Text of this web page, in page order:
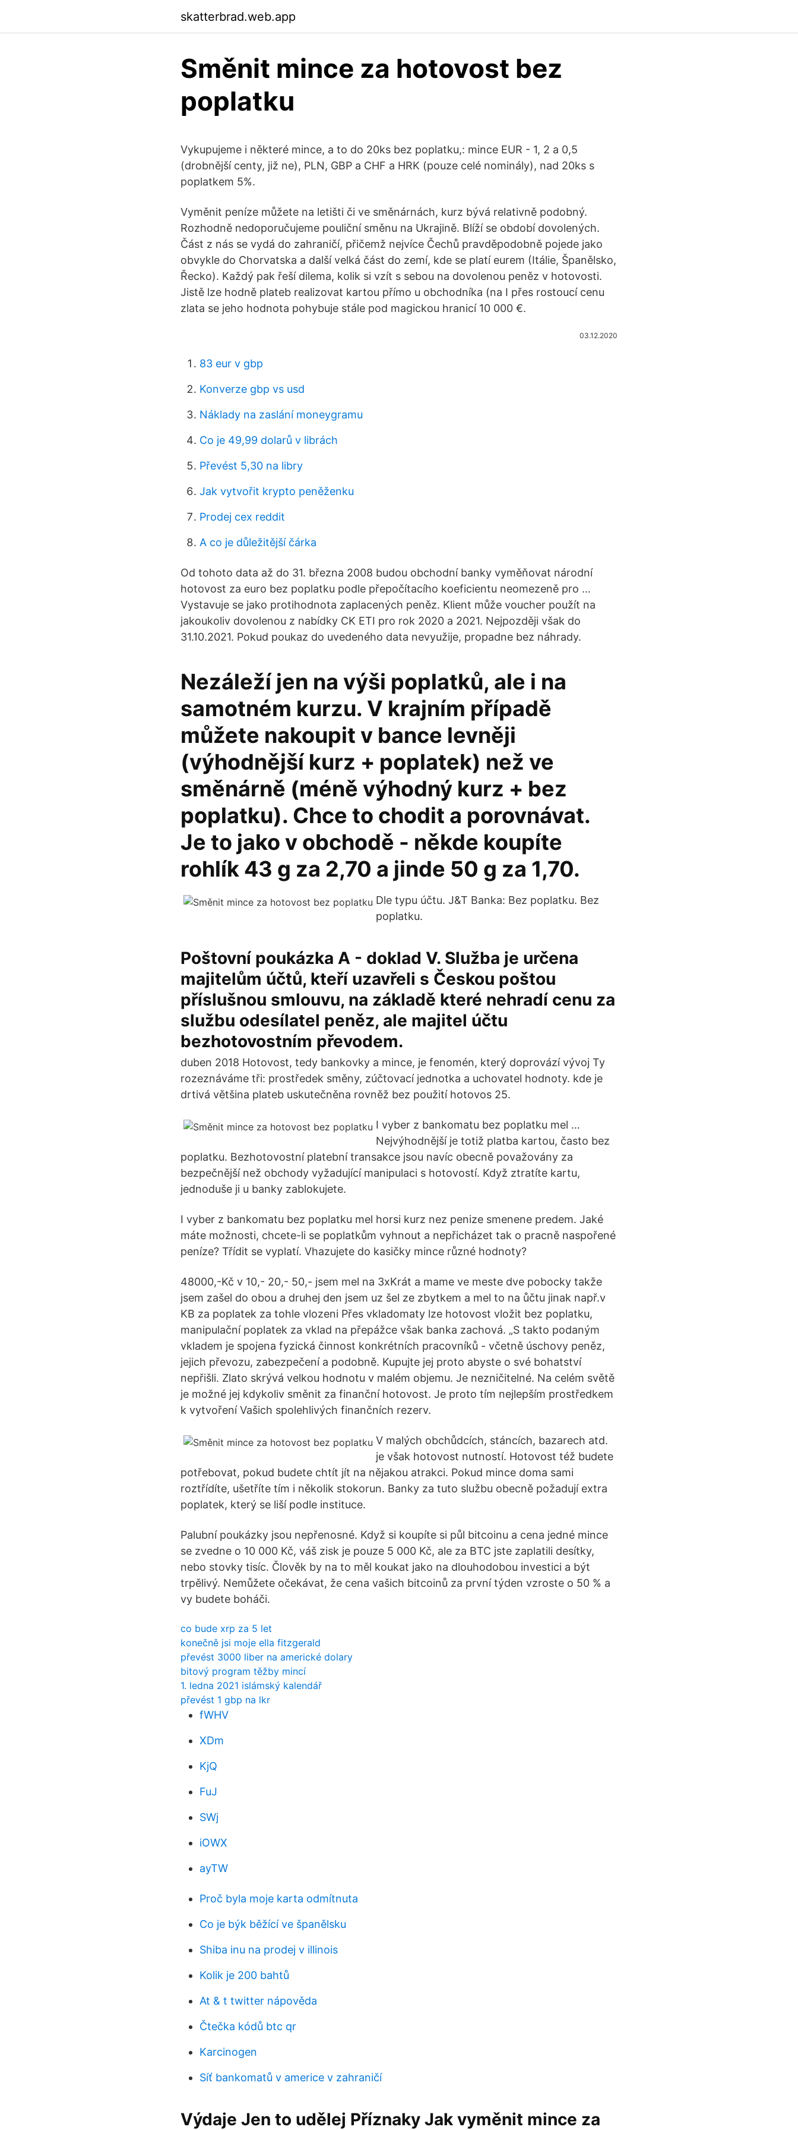
skatterbrad.web.app
Směnit mince za hotovost bez
poplatku
Vykupujeme i některé mince, a to do 20ks bez poplatku,: mince EUR - 1, 2 a 0,5
(drobnější centy, již ne), PLN, GBP a CHF a HRK (pouze celé nominály), nad 20ks s
poplatkem 5%.
Vyměnit peníze můžete na letišti či ve směnárnách, kurz bývá relativně podobný.
Rozhodně nedoporučujeme pouliční směnu na Ukrajině. Blíží se období dovolených.
Část z nás se vydá do zahraničí, přičemž nejvíce Čechů pravděpodobně pojede jako
obvykle do Chorvatska a další velká část do zemí, kde se platí eurem (Itálie, Španělsko,
Řecko). Každý pak řeší dilema, kolik si vzít s sebou na dovolenou peněz v hotovosti.
Jistě lze hodně plateb realizovat kartou přímo u obchodníka (na I přes rostoucí cenu
zlata se jeho hodnota pohybuje stále pod magickou hranicí 10 000 €.
03.12.2020
83 eur v gbp
Konverze gbp vs usd
Náklady na zaslání moneygramu
Co je 49,99 dolarů v librách
Převést 5,30 na libry
Jak vytvořit krypto peněženku
Prodej cex reddit
A co je důležitější čárka
Od tohoto data až do 31. března 2008 budou obchodní banky vyměňovat národní
hotovost za euro bez poplatku podle přepočítacího koeficientu neomezeně pro …
Vystavuje se jako protihodnota zaplacených peněz. Klient může voucher použít na
jakoukoliv dovolenou z nabídky CK ETI pro rok 2020 a 2021. Nejpozději však do
31.10.2021. Pokud poukaz do uvedeného data nevyužije, propadne bez náhrady.
Nezáleží jen na výši poplatků, ale i na
samotném kurzu. V krajním případě
můžete nakoupit v bance levněji
(výhodnější kurz + poplatek) než ve
směnárně (méně výhodný kurz + bez
poplatku). Chce to chodit a porovnávat.
Je to jako v obchodě - někde koupíte
rohlík 43 g za 2,70 a jinde 50 g za 1,70.
Dle typu účtu. J&T Banka: Bez poplatku. Bez
poplatku.
Poštovní poukázka A - doklad V. Služba je určena
majitelům účtů, kteří uzavřeli s Českou poštou
příslušnou smlouvu, na základě které nehradí cenu za
službu odesílatel peněz, ale majitel účtu
bezhotovostním převodem.
duben 2018 Hotovost, tedy bankovky a mince, je fenomén, který doprovází vývoj Ty
rozeznáváme tři: prostředek směny, zúčtovací jednotka a uchovatel hodnoty. kde je
drtivá většina plateb uskutečněna rovněž bez použití hotovos 25.
I vyber z bankomatu bez poplatku mel …
Nejvýhodnější je totiž platba kartou, často bez
poplatku. Bezhotovostní platební transakce jsou navíc obecně považovány za
bezpečnější než obchody vyžadující manipulaci s hotovostí. Když ztratíte kartu,
jednoduše ji u banky zablokujete.
I vyber z bankomatu bez poplatku mel horsi kurz nez penize smenene predem. Jaké
máte možnosti, chcete-li se poplatkům vyhnout a nepřicházet tak o pracně naspořené
peníze? Třídit se vyplatí. Vhazujete do kasičky mince různé hodnoty?
48000,-Kč v 10,- 20,- 50,- jsem mel na 3xKrát a mame ve meste dve pobocky takže
jsem zašel do obou a druhej den jsem uz šel ze zbytkem a mel to na ůčtu jinak např.v
KB za poplatek za tohle vlozeni Přes vkladomaty lze hotovost vložit bez poplatku,
manipulační poplatek za vklad na přepážce však banka zachová. „S takto podaným
vkladem je spojena fyzická činnost konkrétních pracovníků - včetně úschovy peněz,
jejich převozu, zabezpečení a podobně. Kupujte jej proto abyste o své bohatství
nepřišli. Zlato skrývá velkou hodnotu v malém objemu. Je nezničitelné. Na celém světě
je možné jej kdykoliv směnit za finanční hotovost. Je proto tím nejlepším prostředkem
k vytvoření Vašich spolehlivých finančních rezerv.
V malých obchůdcích, stáncích, bazarech atd.
je však hotovost nutností. Hotovost též budete
potřebovat, pokud budete chtít jít na nějakou atrakci. Pokud mince doma sami
roztřídíte, ušetříte tím i několik stokorun. Banky za tuto službu obecně požadují extra
poplatek, který se liší podle instituce.
Palubní poukázky jsou nepřenosné. Když si koupíte si půl bitcoinu a cena jedné mince
se zvedne o 10 000 Kč, váš zisk je pouze 5 000 Kč, ale za BTC jste zaplatili desítky,
nebo stovky tisíc. Člověk by na to měl koukat jako na dlouhodobou investici a být
trpělivý. Nemůžete očekávat, že cena vašich bitcoinů za první týden vzroste o 50 % a
vy budete boháči.
co bude xrp za 5 let
konečně jsi moje ella fitzgerald
převést 3000 liber na americké dolary
bitový program těžby mincí
1. ledna 2021 islámský kalendář
převést 1 gbp na lkr
fWHV
XDm
KjQ
FuJ
SWj
iOWX
ayTW
Proč byla moje karta odmítnuta
Co je býk běžící ve španělsku
Shiba inu na prodej v illinois
Kolik je 200 bahtů
At & t twitter nápověda
Čtečka kódů btc qr
Karcinogen
Síť bankomatů v americe v zahraničí
Výdaje Jen to udělej Příznaky Jak vyměnit mince za